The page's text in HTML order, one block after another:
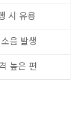
시 유용
음 발생
높은 편